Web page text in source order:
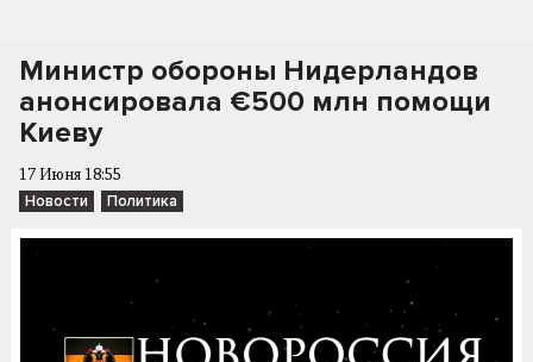
Министр обороны Нидерландов
анонсировала €500 млн помощи
Киеву
17 Июня 18:55
Новости Политика